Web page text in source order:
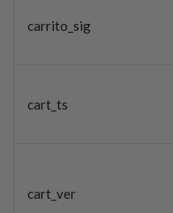
carrito_sig
cart_ts
cart_ver